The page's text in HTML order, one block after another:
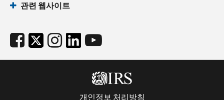
관련 웹사이트
개인정보 처리방침